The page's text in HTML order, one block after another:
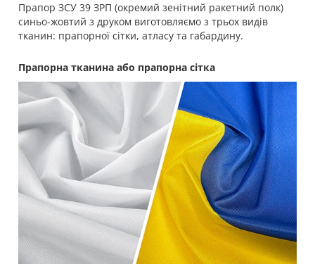
Прапор ЗСУ 39 ЗРП (окремий зенітний ракетний полк)
синьо-жовтий з друком виготовляємо з трьох видів
тканин: прапорної сітки, атласу та габардину.
Прапорна тканина або прапорна сітка